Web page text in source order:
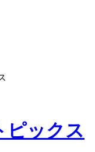
ピックス